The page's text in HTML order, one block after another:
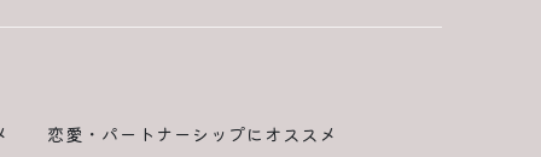
恋愛・パートナーシップにオススメ